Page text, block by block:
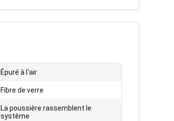
Épuré à l'air
Fibre de verre
La poussière rassemblent le
système